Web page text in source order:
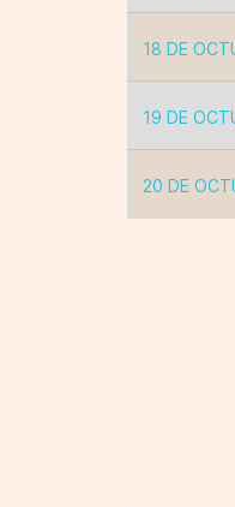
18 DE
19 DE
20 DE